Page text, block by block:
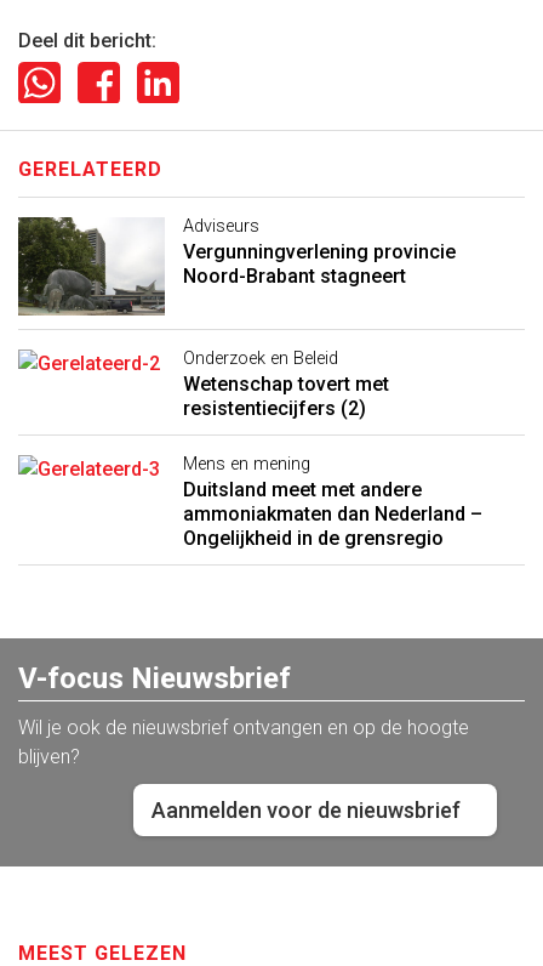
Deel dit bericht:
GERELATEERD
Adviseurs
Vergunningverlening provincie
Noord-Brabant stagneert
Onderzoek en Beleid
Wetenschap tovert met
resistentiecijfers (2)
Mens en mening
Duitsland meet met andere
ammoniakmaten dan Nederland –
Ongelijkheid in de grensregio
V-focus Nieuwsbrief
Wil je ook de nieuwsbrief ontvangen en op de hoogte
blijven?
Aanmelden voor de nieuwsbrief
MEEST GELEZEN